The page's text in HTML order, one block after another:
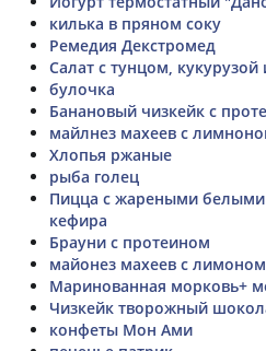
килька в пряном соку
Ремедия Декстромед
Салат с тунцом,
булочка
Банановый чизкейк с
майлнез махеев с
Хлопья ржаные
рыба голец
Пицца с жареными белыми
кефира
Брауни с протеином
майонез махеев с лимоном
Маринованная морковь+
Чизкейк творожный
конфеты Мон Ами